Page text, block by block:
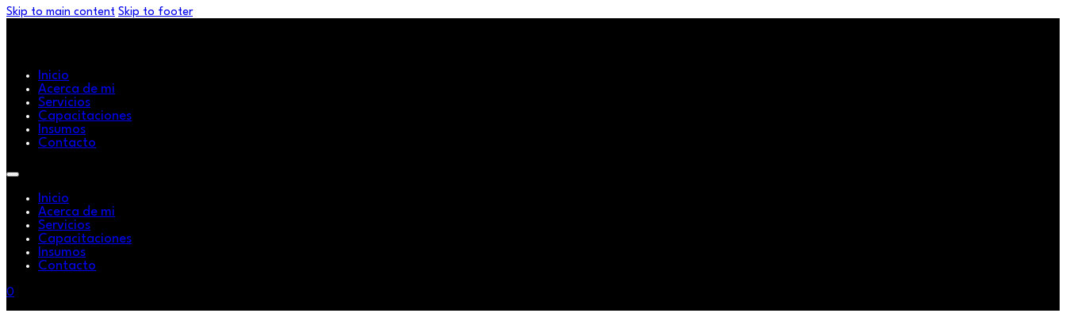
Skip to main content Skip to footer
Inicio
Acerca de mi
Servicios
Capacitaciones
Insumos
Contacto
Inicio
Acerca de mi
Servicios
Capacitaciones
Insumos
Contacto
0